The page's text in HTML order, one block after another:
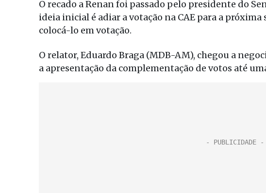
O recado a Renan foi passado pelo presidente do
ideia inicial é adiar a votação na CAE para a
colocá-lo em votação.
O relator, Eduardo Braga (MDB-AM), chegou a
a apresentação da complementação de votos até